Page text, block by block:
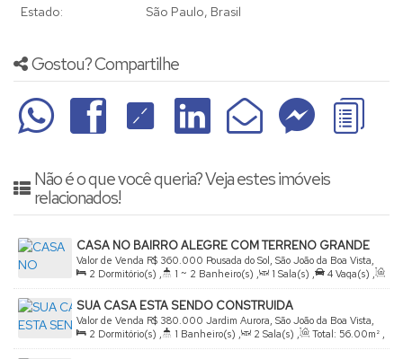
Estado: São Paulo, Brasil
Gostou? Compartilhe
Não é o que você queria? Veja estes imóveis
relacionados!
CASA NO BAIRRO ALEGRE COM TERRENO GRANDE
PARA PERMUTA
R$ 360.000
Valor de Venda
Pousada do Sol, São João da Boa Vista,
São Paulo, Brasil
2 Dormitório(s) , 1 ~ 2 Banheiro(s) , 1 Sala(s) , 4 Vaga(s) ,
Útil: 65.00m² , Terreno: 330.00m²
SUA CASA ESTA SENDO CONSTRUIDA
R$ 380.000
Valor de Venda
Jardim Aurora, São João da Boa Vista,
São Paulo, Brasil
2 Dormitório(s) , 1 Banheiro(s) , 2 Sala(s) , Total: 56.00m² ,
2 Vaga(s) , Útil: 56.00m² , Terreno: 200.00m² ,
Frente: